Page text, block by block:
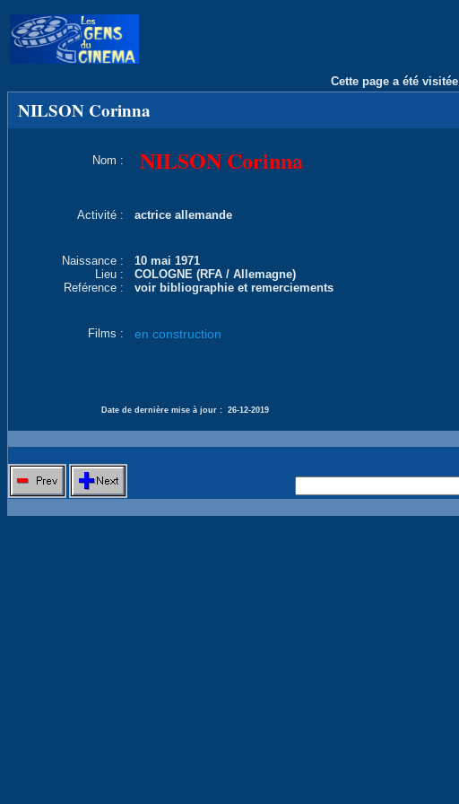
Cette page a été visitée
NILSON Corinna
Nom : NILSON Corinna
Activité : actrice allemande
Naissance :
10 mai 1971
Lieu :
COLOGNE (RFA / Allemagne)
Reférence :
voir bibliographie et remerciements
Films : en construction
Date de dernière mise à jour : 26-12-2019